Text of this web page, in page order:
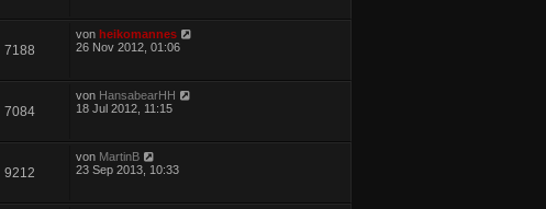
7188
vonheikomannes
26 Nov 2012, 01:06
7084
von HansabearHH
18 Jul 2012, 11:15
9212
von MartinB
23 Sep 2013, 10:33